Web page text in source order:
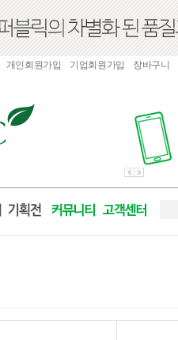
개인회원가입 기업회원가입 장바구니